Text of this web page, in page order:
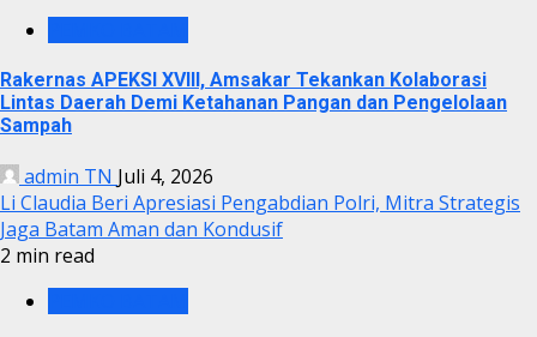
Rakernas APEKSI XVIII, Amsakar Tekankan Kolaborasi
Lintas Daerah Demi Ketahanan Pangan dan Pengelolaan
Sampah
admin TN Juli 4, 2026
Li Claudia Beri Apresiasi Pengabdian Polri, Mitra Strategis
Jaga Batam Aman dan Kondusif
2 min read